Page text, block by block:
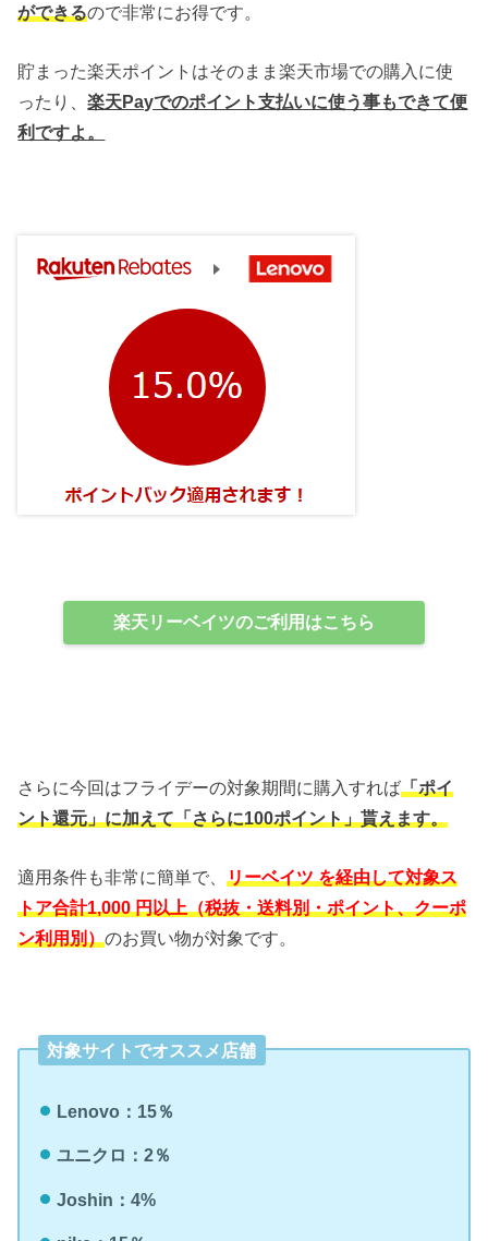
ができるので非常にお得です。
貯まった楽天ポイントはそのまま楽天市場での購入に使
ったり、楽天Payでのポイント支払いに使う事もできて便
利ですよ。
楽天リーベイツのご利用はこちら
さらに今回はフライデーの対象期間に購入すれば 「ポイ
ント還元」に加えて「さらに100ポイント」貰えます。
適用条件も非常に簡単で、リーベイツ を経由して対象ス
トア合計1,000 円以上（税抜・送料別・ポイント、クーポ
ン利用別）のお買い物が対象です。
対象サイトでオススメ店舗
Lenovo：15％
ユニクロ：2％
Joshin：4%